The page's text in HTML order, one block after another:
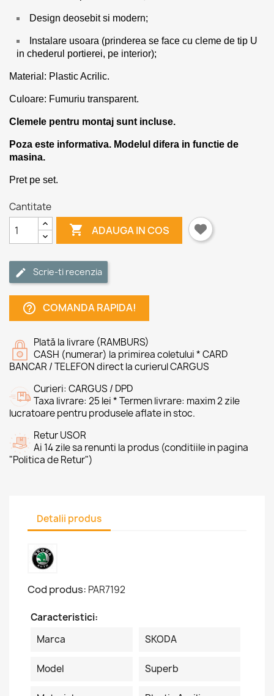
Design deosebit si modern;
Instalare usoara (prinderea se face cu cleme de tip U
in chederul portierei, pe interior);
Material: Plastic Acrilic.
Culoare: Fumuriu transparent.
Clemele pentru montaj sunt incluse.
Poza este informativa. Modelul difera in functie de
masina.
Pret pe set.
Cantitate
 ADAUGA IN COS
Scrie-ti recenzia
help_outline COMANDA RAPIDA!
Plată la livrare (RAMBURS)
CASH (numerar) la primirea coletului * CARD
BANCAR / TELEFON direct la curierul CARGUS
Curieri: CARGUS / DPD
Taxa livrare: 25 lei * Termen livrare: maxim 2 zile
lucratoare pentru produsele aflate in stoc.
Retur USOR
Ai 14 zile sa renunti la produs (conditiile in pagina
"Politica de Retur")
Detalii produs
Cod produs: PAR7192
Caracteristici:
Marca
SKODA
Model Superb